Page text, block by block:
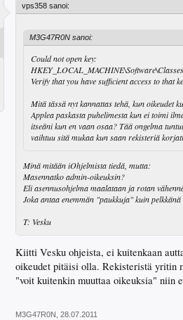
vps358 sanoi:
M3G47R0N sanoi:
Could not open key:
Verify that you have sufficient access to that
Mitä tässä nyt kannattas tehä, kun oikeudet
Applea paskasta puhelimesta kun ei toimi
itseäni kun en vaan osaa? Tää ongelma
vaihtuu sitä mukaa kun saan rekisteriä
Minä mitään iOhjelmista tiedä, mutta:
Masennatko admin-oikeuksin?
Eli asennusohjelma maalataan ja rotan
Joka antaa enemmän "paukkuja" kuin
T: Vesku
Kiitti Vesku ohjeista, ei kuitenkaan
oikeudet pitäisi olla. Rekisteristä yritin
"voit kuitenkin muuttaa oikeuksia" niin
M3G47R0N
28.07.2011